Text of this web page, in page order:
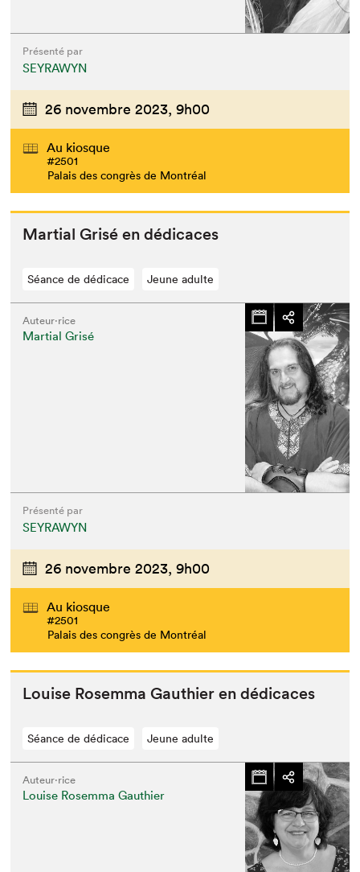
Présenté par
SEYRAWYN
26 novembre 2023, 9h00
Au kiosque
#2501
Palais des congrès de Montréal
Mar­tial Grisé en dédicaces
Séance de dédicace Jeune adulte
Auteur·rice
Martial Grisé
Présenté par
SEYRAWYN
26 novembre 2023, 9h00
Au kiosque
#2501
Palais des congrès de Montréal
Louise Rosem­ma Gau­thi­er en dédicaces
Séance de dédicace Jeune adulte
Auteur·rice
Louise Rosemma Gauthier